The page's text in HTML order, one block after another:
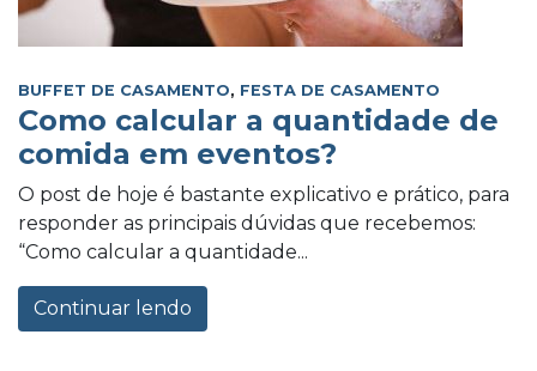
BUFFET DE CASAMENTO, FESTA DE CASAMENTO
Como calcular a quantidade de
comida em eventos?
O post de hoje é bastante explicativo e prático, para
responder as principais dúvidas que recebemos:
“Como calcular a quantidade...
Continuar lendo